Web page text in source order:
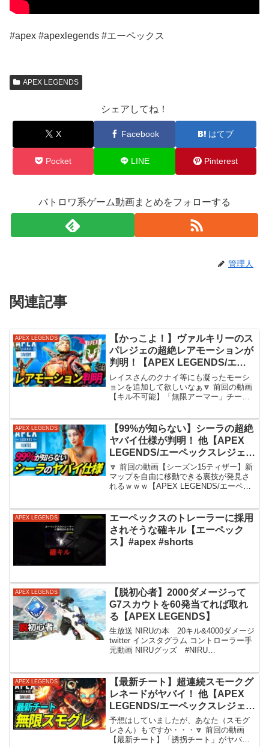
#apex #apexlegends #エーペックス
APEX LEGENDS
シェアしてね！
X Facebook はてブ
Pocket LINE Pinterest
バトロワ系ゲーム動画まとめをフォローする
管理人
関連記事
APEX LEGENDS
【かっこよ！】ヴァルキリーのス
パレジェの超絶レアモーションが
判明！【APEX LEGENDS/エー
ペックスレジェンズ】
レイスさんのクナイ等にも凝ったモーシ
ョンを追加して欲しいなぁ🔽 前回の動画
【キル不可能】「無限アーマー」チータ
【今回の動画の内容】0:00 超絶レアモー
ション【ヴァルキ...
APEX LEGENDS
【99%が知らない】シーラの超絶
ヤバイ仕様が判明！ 他【APEX
LEGENDS/エーペックスレジェン
ズ】
🔽 前回の動画【シーズン15ティザー】新
マップを自由に移動できる裏技が発見さ
れるｗｗｗ【APEX LEGENDS/エーペッ
絶スローなコースティックさんがヤバ...
APEX LEGENDS
エーペックスのトレーラーに採用
されそうな確キル【エーペック
ス】#apex #shorts
APEX LEGENDS
【脱初心者】2000ダメージって
G7スカウトを60発当てれば取れ
る【APEX LEGENDS】
生放送 NIRUの本 20キル&4000ダメージ
twitter インスタグラム コントローラー手
元動画 NIRUグッズ #NIRU
APEX LEGENDS
【最新チート】超連続スモークグ
レネードがヤバイ！ 他【APEX
LEGENDS/エーペックスレジェン
ズ】
予想はしていましたが、あなた（スモグ
レさん）もですか・・・🔽 前回の動画
【最新チート】「誘拐チート」がヤバ過